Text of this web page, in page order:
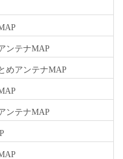
ンテナMAP
めアンテナMAP
ンテナMAP